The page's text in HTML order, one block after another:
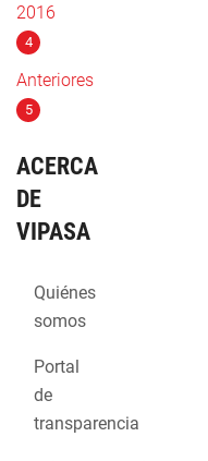
2016
4
Anteriores
5
ACERCA
DE
VIPASA
Quiénes
somos
Portal
de
transparencia